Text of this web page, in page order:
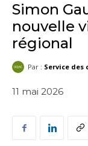
Simon
nouvelle
régional
Par : Service
11 mai 2026